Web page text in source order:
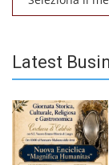
Latest